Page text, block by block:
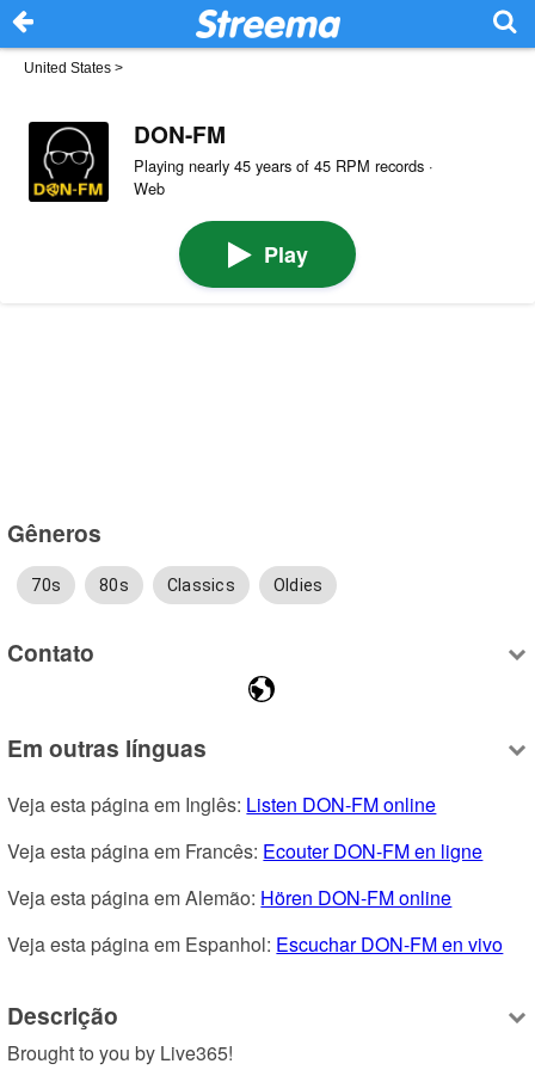
United States >
DON-FM
Playing nearly 45 years of 45 RPM records ·
Web
Play
Gêneros
70s 80s Classics Oldies
Contato
Em outras línguas
Veja esta página em Inglês: Listen DON-FM online
Veja esta página em Francês: Ecouter DON-FM en ligne
Veja esta página em Alemão: Hören DON-FM online
Veja esta página em Espanhol: Escuchar DON-FM en vivo
Descrição
Brought to you by Live365!